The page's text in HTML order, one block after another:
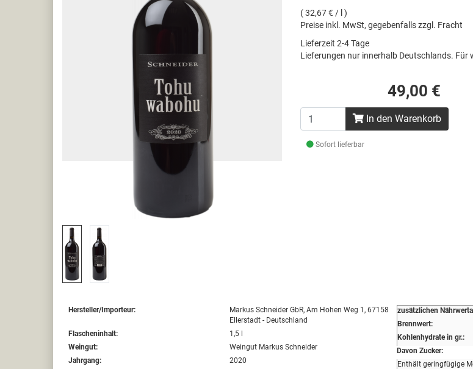
( 32,67 € / l )
Preise inkl. MwSt, gegebenfalls zzgl. Fracht
Lieferzeit 2-4 Tage
Lieferungen nur innerhalb Deutschlands.
49,00 €
In den Warenkorb
Sofort lieferbar
Hersteller/Importeur:
Markus Schneider GbR, Am Hohen Weg 1, 67158
Ellerstadt - Deutschland
Flascheninhalt:
1,5 l
Weingut:
Weingut Markus Schneider
Jahrgang:
2020
zusätzlichen
Brennwert:
Kohlenhydrate in gr.:
Davon Zucker:
Enthält geringfügige